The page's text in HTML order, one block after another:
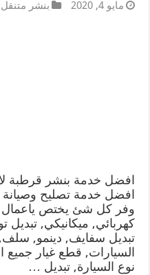
مايو 4, 2020 بنشر متنقل
افضل خدمة بنشر قرطبة
افضل خدمة تصليح وصيانة
وفر كل شئ يختص ياعمال
كهربائي, ميكانيكي, تبديل
تبديل سفايف, دينمو,
السيارات, قطع غيار
نوع السيارة, تبديل …